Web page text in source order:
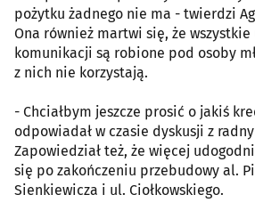
pożytku żadnego nie ma - twierdzi
Ona również martwi się, że
komunikacji są robione pod osoby
z nich nie korzystają.
- Chciałbym jeszcze prosić o jakiś
odpowiadał w czasie dyskusji z
Zapowiedział też, że więcej
się po zakończeniu przebudowy al.
Sienkiewicza i ul. Ciołkowskiego.